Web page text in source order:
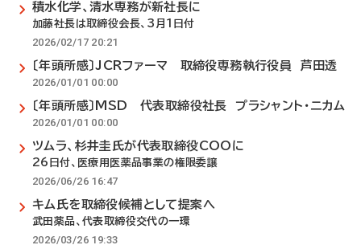
積水化学、清水専務が新社長に
加藤社長は取締役会長、3月1日付
2026/02/17 20:21
〔年頭所感〕JCRファーマ 取締役専務執行役員 芦田透
2026/01/01 00:00
〔年頭所感〕MSD 代表取締役社長 プラシャント・ニカム
2026/01/01 00:00
ツムラ、杉井圭氏が代表取締役COOに
26日付、医療用医薬品事業の権限委譲
2026/06/26 16:47
キム氏を取締役候補として提案へ
武田薬品、代表取締役交代の一環
2026/03/26 19:33